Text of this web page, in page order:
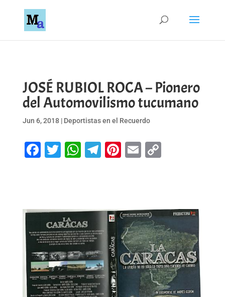
JOSÉ RUBIOL ROCA – Pionero
del Automovilismo tucumano
Jun 6, 2018| Deportistas en el Recuerdo
Facebook
Twitter
WhatsApp
Telegram
Pinterest
EmailCopy